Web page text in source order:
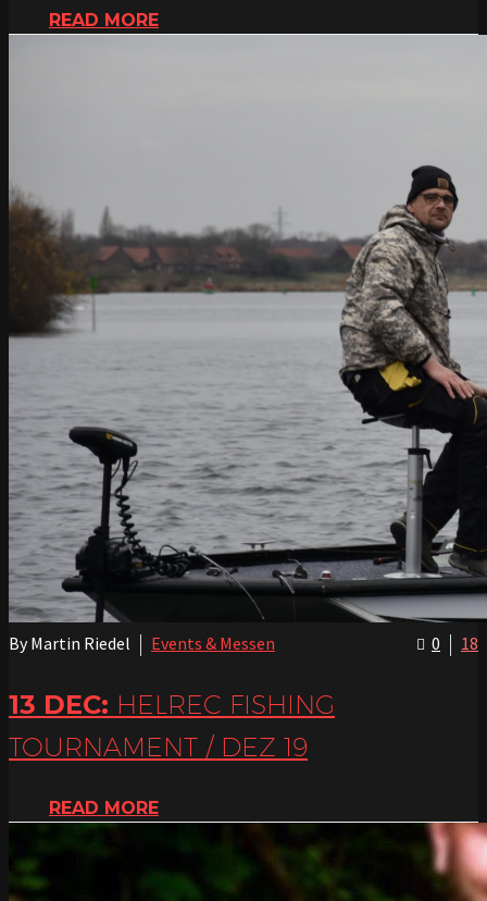
READ MORE
0 18
By Martin Riedel Events & Messen
13 DEC: HELREC FISHING
TOURNAMENT / DEZ 19
READ MORE